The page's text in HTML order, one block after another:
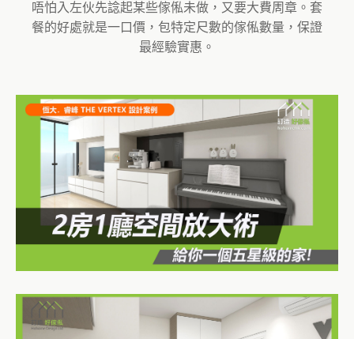
唔怕入左伙先諗起某些傢俬未做，又要大費周章。套
餐的好處就是一口價，包特定尺數的傢俬數量，保證
最經驗實惠。